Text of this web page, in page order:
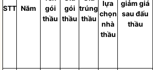
STT Năm
gói
thầu
gói
thầu
trúng
thầu
lựa
chọn
nhà
thầu
giảm giá
sau đấu
thầu